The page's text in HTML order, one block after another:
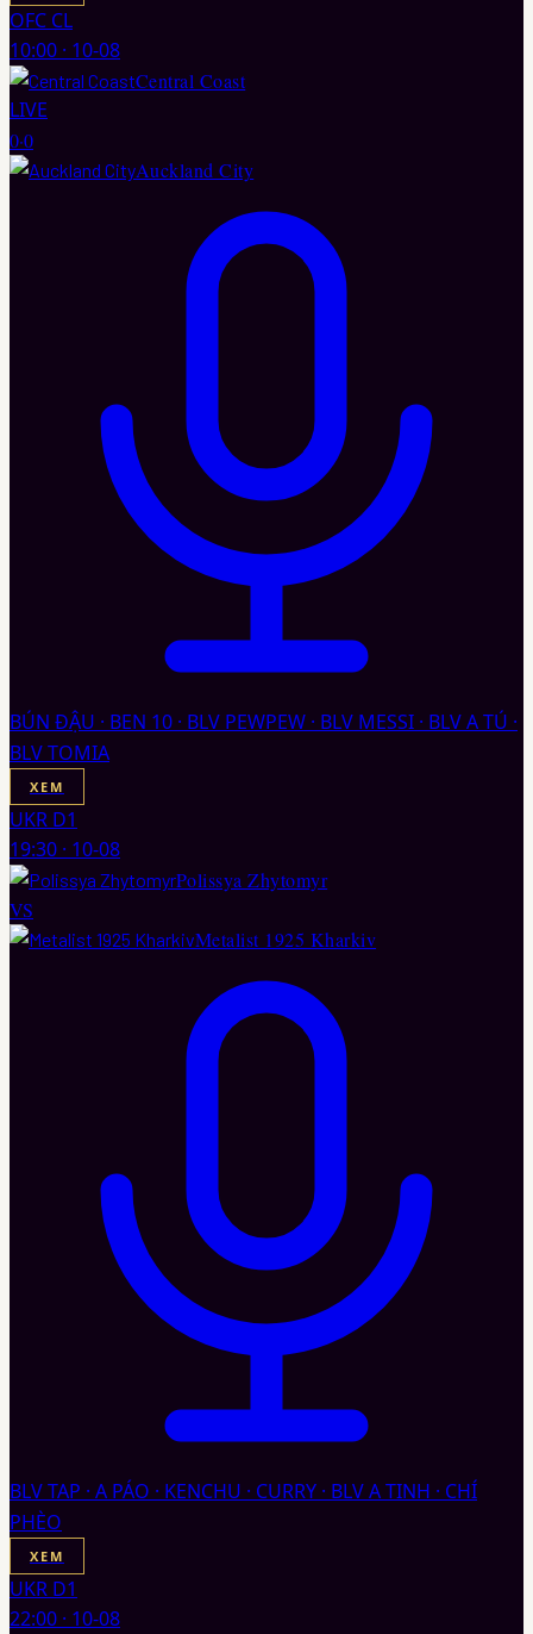
OFC CL
10:00 · 10-08
Central Coast
LIVE
0·0
Auckland City
BÚN ĐẬU · BEN 10 · BLV PEWPEW · BLV MESSI · BLV A TÚ ·
BLV TOMIA
XEM
UKR D1
19:30 · 10-08
Polissya Zhytomyr
VS
Metalist 1925 Kharkiv
BLV TAP · A PÁO · KENCHU · CURRY · BLV A TINH · CHÍ
PHÈO
XEM
UKR D1
22:00 · 10-08